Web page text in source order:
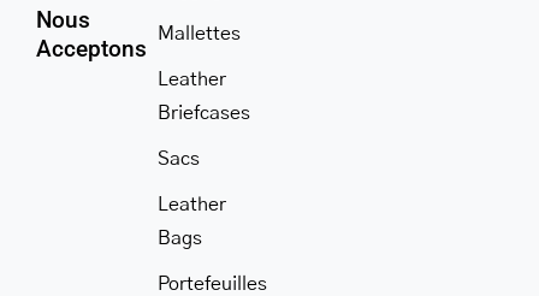
Nous
Acceptons
Mallettes
Leather
Briefcases
Sacs
Leather
Bags
Portefeuilles